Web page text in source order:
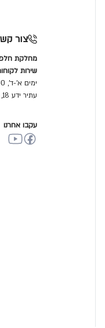
צור
מחלקת
שירות
ימים א'-ד', 09:30-17:00 | יום ה' 9:30-16:00
עתיר ידע 18, כפר סבא
עקבו אחרנו